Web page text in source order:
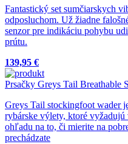
Fantastický set sumčiarskych
odposluchom. Už žiadne
senzor pre indikáciu pohybu
prútu.
139,95 €
Prsačky Greys Tail Breathable
Greys Tail stockingfoot wader
rybárske výlety, ktoré
ohľadu na to, či mierite na
prechádzate